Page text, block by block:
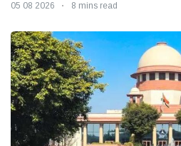
05 08 2026 8 mins read